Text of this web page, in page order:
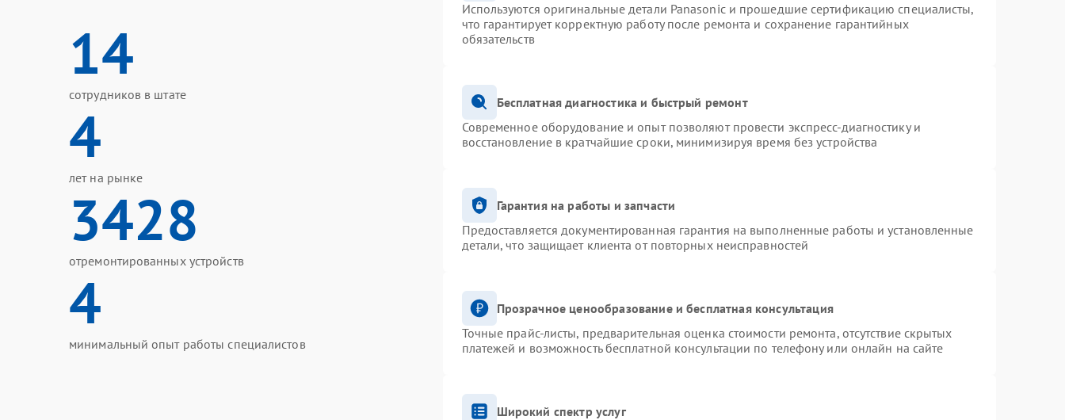
14
сотрудников в штате
4
лет на рынке
3428
отремонтированных устройств
4
минимальный опыт работы специалистов
Используются оригинальные детали Panasonic и прошедшие сертификацию специалисты,
что гарантирует корректную работу после ремонта и сохранение гарантийных
обязательств
Бесплатная диагностика и быстрый ремонт
Современное оборудование и опыт позволяют провести экспресс-диагностику и
восстановление в кратчайшие сроки, минимизируя время без устройства
Гарантия на работы и запчасти
Предоставляется документированная гарантия на выполненные работы и установленные
детали, что защищает клиента от повторных неисправностей
Прозрачное ценообразование и бесплатная консультация
Точные прайс-листы, предварительная оценка стоимости ремонта, отсутствие скрытых
платежей и возможность бесплатной консультации по телефону или онлайн на сайте
Широкий спектр услуг